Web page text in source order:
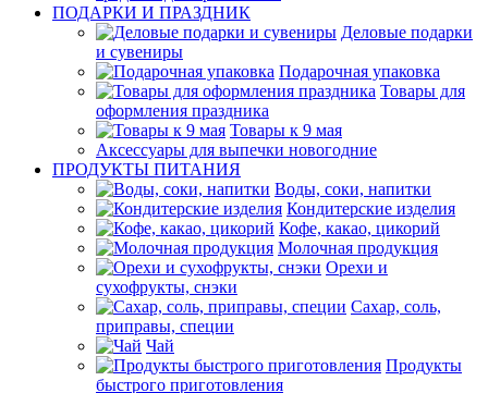
ПОДАРКИ И ПРАЗДНИК
Деловые подарки
и сувениры
Подарочная упаковка
Товары для
оформления праздника
Товары к 9 мая
Аксессуары для выпечки новогодние
ПРОДУКТЫ ПИТАНИЯ
Воды, соки, напитки
Кондитерские изделия
Кофе, какао, цикорий
Молочная продукция
Орехи и
сухофрукты, снэки
Сахар, соль,
приправы, специи
Чай
Продукты
быстрого приготовления